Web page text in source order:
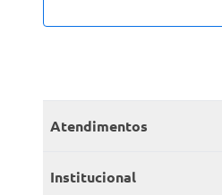
Atendimentos
Meus pedidos
Institucional